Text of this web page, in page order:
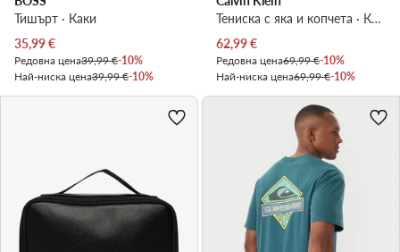
Тишърт · Каки
Актуална цена
35,99€
Редовна цена39,99 €-10%
Най-ниска цена39,99 €-10%
Тениска с яка и копчета · Каки
Актуална цена
62,99€
Редовна цена69,99 €-10%
Най-ниска цена69,99 €-10%